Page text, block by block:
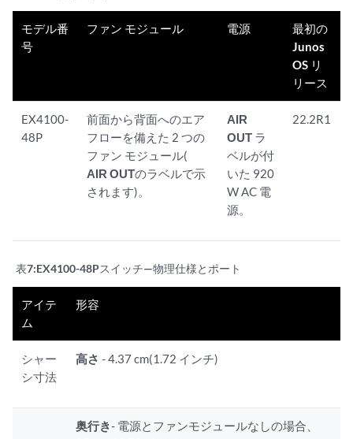
モデル番
号
ファン モジュール 電源
最初の
Junos
OS リ
リース
EX4100-
48P
前面から背面へのエア
フローを備えた 2 つの
ファン モジュール(
AIR OUTのラベルで示
されます)。
AIR
OUT ラ
ベルが付
いた 920
W AC 電
源。
22.2R1
表7:EX4100-48Pスイッチ—物理仕様とポート
アイテ
ム
形容
シャー
シ寸法
高さ - 4.37 cm(1.72 インチ)
奥行き- 電源とファンモジュールなしの場合、